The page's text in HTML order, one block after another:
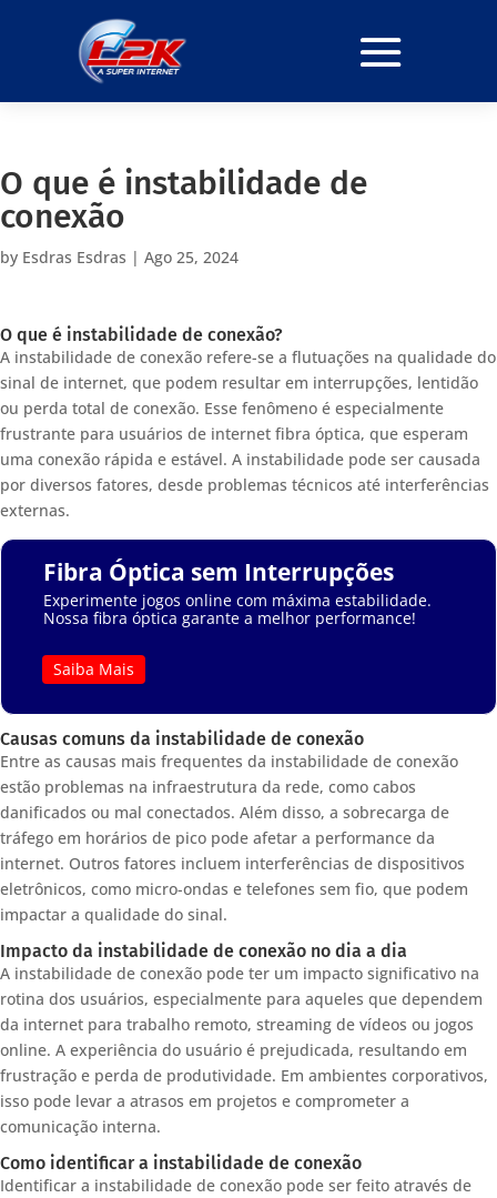
O que é instabilidade de
conexão
by Esdras Esdras | Ago 25, 2024
O que é instabilidade de conexão?
A instabilidade de conexão refere-se a flutuações na qualidade do
sinal de internet, que podem resultar em interrupções, lentidão
ou perda total de conexão. Esse fenômeno é especialmente
frustrante para usuários de internet fibra óptica, que esperam
uma conexão rápida e estável. A instabilidade pode ser causada
por diversos fatores, desde problemas técnicos até interferências
externas.
Fibra Óptica sem Interrupções
Experimente jogos online com máxima estabilidade.
Nossa fibra óptica garante a melhor performance!
Saiba Mais
Causas comuns da instabilidade de conexão
Entre as causas mais frequentes da instabilidade de conexão
estão problemas na infraestrutura da rede, como cabos
danificados ou mal conectados. Além disso, a sobrecarga de
tráfego em horários de pico pode afetar a performance da
internet. Outros fatores incluem interferências de dispositivos
eletrônicos, como micro-ondas e telefones sem fio, que podem
impactar a qualidade do sinal.
Impacto da instabilidade de conexão no dia a dia
A instabilidade de conexão pode ter um impacto significativo na
rotina dos usuários, especialmente para aqueles que dependem
da internet para trabalho remoto, streaming de vídeos ou jogos
online. A experiência do usuário é prejudicada, resultando em
frustração e perda de produtividade. Em ambientes corporativos,
isso pode levar a atrasos em projetos e comprometer a
comunicação interna.
Como identificar a instabilidade de conexão
Identificar a instabilidade de conexão pode ser feito através de